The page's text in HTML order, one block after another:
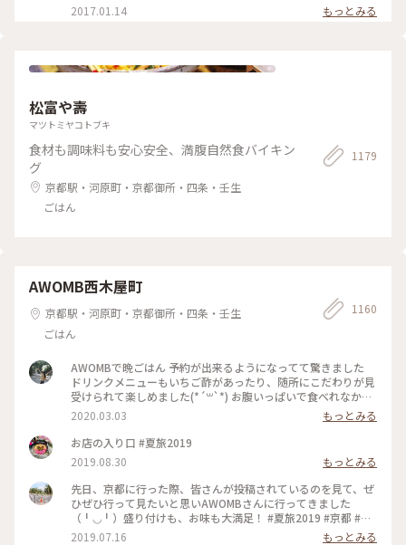
2017.01.14
もっとみる
松富や壽
マツトミヤコトブキ
食材も調味料も安心安全、満腹自然食バイキン
グ
京都駅・河原町・京都御所・四条・壬生
ごはん
1179
AWOMB西木屋町
京都駅・河原町・京都御所・四条・壬生
ごはん
1160
AWOMBで晩ごはん 予約が出来るようになってて驚きました
ドリンクメニューもいちご酢があったり、随所にこだわりが見
受けられて楽しめました(*´꒳`*) お腹いっぱいで食べれなかっ
たデザートは次のお楽しみですー♡ #春の訪れ #女子旅 #いち
ご #手織り寿司
2020.03.03
もっとみる
お店の入り口 #夏旅2019
2019.08.30
もっとみる
先日、京都に行った際、皆さんが投稿されているのを見て、ぜ
ひぜひ行って見たいと思いAWOMBさんに行ってきました
（╹◡╹）盛り付けも、お味も大満足！ #夏旅2019 #京都 #五
条 #AWOMB
2019.07.16 もっとみる